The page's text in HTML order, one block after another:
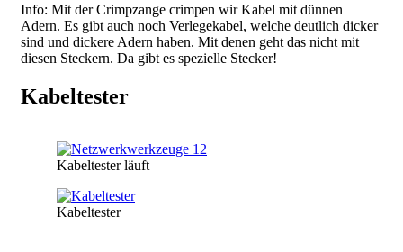
Info: Mit der Crimpzange crimpen wir Kabel mit dünnen
Adern. Es gibt auch noch Verlegekabel, welche deutlich dicker
sind und dickere Adern haben. Mit denen geht das nicht mit
diesen Steckern. Da gibt es spezielle Stecker!
Kabeltester
Bild
Kabeltester läuft
Bild
Kabeltester